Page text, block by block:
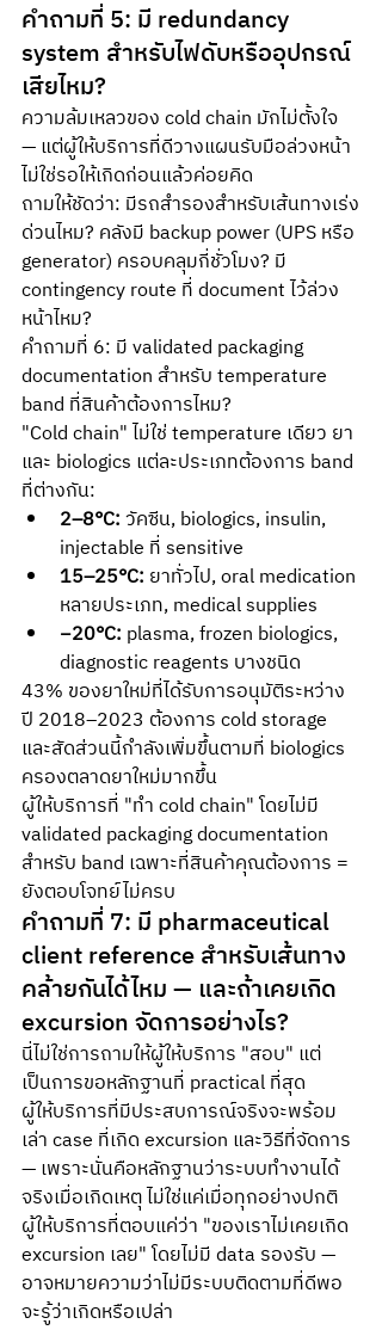
คำถามที่ 5: มี redundancy
system สำหรับไฟดับหรืออุปกรณ์
เสียไหม?
ความล้มเหลวของ cold chain มักไม่ตั้งใจ
— แต่ผู้ให้บริการที่ดีวางแผนรับมือล่วงหน้า
ไม่ใช่รอให้เกิดก่อนแล้วค่อยคิด
ถามให้ชัดว่า: มีรถสำรองสำหรับเส้นทางเร่ง
ด่วนไหม? คลังมี backup power (UPS หรือ
generator) ครอบคลุมกี่ชั่วโมง? มี
contingency route ที่ document ไว้ล่วง
หน้าไหม?
คำถามที่ 6: มี validated packaging
documentation สำหรับ temperature
band ที่สินค้าต้องการไหม?
"Cold chain" ไม่ใช่ temperature เดียว ยา
และ biologics แต่ละประเภทต้องการ band
ที่ต่างกัน:
2–8°C: วัคซีน, biologics, insulin,
injectable ที่ sensitive
15–25°C: ยาทั่วไป, oral medication
หลายประเภท, medical supplies
−20°C: plasma, frozen biologics,
diagnostic reagents บางชนิด
43% ของยาใหม่ที่ได้รับการอนุมัติระหว่าง
ปี 2018–2023 ต้องการ cold storage
และสัดส่วนนี้กำลังเพิ่มขึ้นตามที่ biologics
ครองตลาดยาใหม่มากขึ้น
ผู้ให้บริการที่ "ทำ cold chain" โดยไม่มี
validated packaging documentation
สำหรับ band เฉพาะที่สินค้าคุณต้องการ =
ยังตอบโจทย์ไม่ครบ
คำถามที่ 7: มี pharmaceutical
client reference สำหรับเส้นทาง
คล้ายกันได้ไหม — และถ้าเคยเกิด
excursion จัดการอย่างไร?
นี่ไม่ใช่การถามให้ผู้ให้บริการ "สอบ" แต่
เป็นการขอหลักฐานที่ practical ที่สุด
ผู้ให้บริการที่มีประสบการณ์จริงจะพร้อม
เล่า case ที่เกิด excursion และวิธีที่จัดการ
— เพราะนั่นคือหลักฐานว่าระบบทำงานได้
จริงเมื่อเกิดเหตุ ไม่ใช่แค่เมื่อทุกอย่างปกติ
ผู้ให้บริการที่ตอบแค่ว่า "ของเราไม่เคยเกิด
excursion เลย" โดยไม่มี data รองรับ —
อาจหมายความว่าไม่มีระบบติดตามที่ดีพอ
จะรู้ว่าเกิดหรือเปล่า